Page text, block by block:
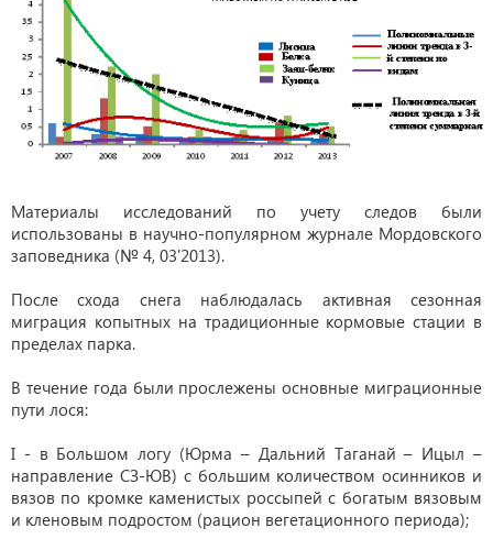
Материалы исследований по учету следов были
использованы в научно-популярном журнале Мордовского
заповедника (№ 4, 03'2013).
После схода снега наблюдалась активная сезонная
миграция копытных на традиционные кормовые стации в
пределах парка.
В течение года были прослежены основные миграционные
пути лося:
I - в Большом логу (Юрма – Дальний Таганай – Ицыл –
направление СЗ-ЮВ) с большим количеством осинников и
вязов по кромке каменистых россыпей с богатым вязовым
и кленовым подростом (рацион вегетационного периода);